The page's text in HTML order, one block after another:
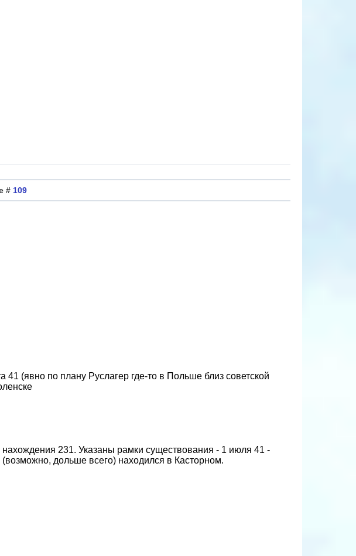
# 109
(явно по плану Руслагер где-то в Польше близ советской
231. Указаны рамки существования - 1 июля 41 -
дольше всего) находился в Касторном.